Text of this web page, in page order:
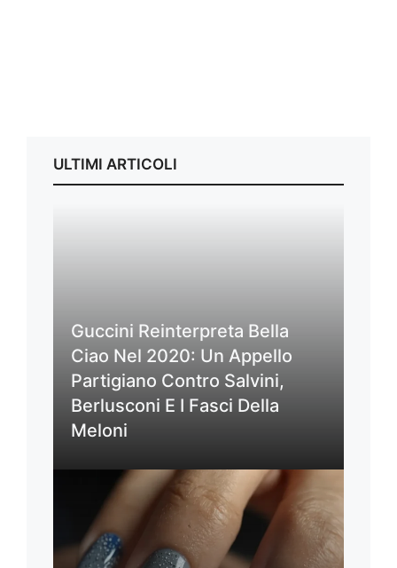
ULTIMI ARTICOLI
Guccini Reinterpreta Bella
Ciao Nel 2020: Un Appello
Partigiano Contro Salvini,
Berlusconi E I Fasci Della
Meloni